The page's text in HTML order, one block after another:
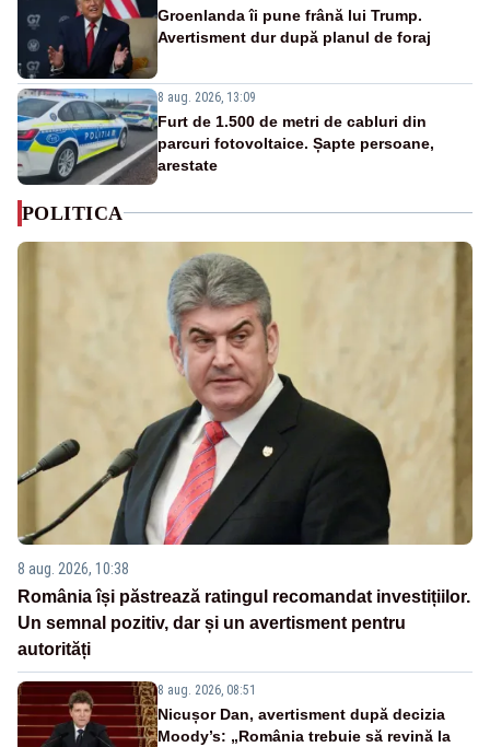
Groenlanda îi pune frână lui Trump.
Avertisment dur după planul de foraj
8 aug. 2026, 13:09
Furt de 1.500 de metri de cabluri din
parcuri fotovoltaice. Șapte persoane,
arestate
POLITICA
8 aug. 2026, 10:38
România își păstrează ratingul recomandat investițiilor.
Un semnal pozitiv, dar și un avertisment pentru
autorități
8 aug. 2026, 08:51
Nicușor Dan, avertisment după decizia
Moody’s: „România trebuie să revină la